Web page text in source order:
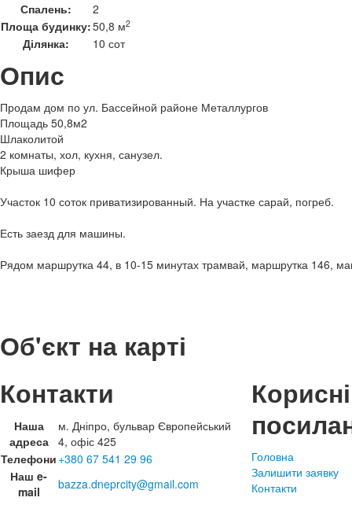
Спалень:
2
Площа будинку:50,8 м2
Ділянка: 10 сот
Опис
Продам дом по ул. Бассейной районе Металлургов
Площадь 50,8м2
Шлаколитой
2 комнаты, хол, кухня, санузел.
Крыша шифер
Участок 10 соток приватизированный. На участке сарай, погреб.
Есть заезд для машины.
Рядом маршрутка 44, в 10-15 минутах трамвай, маршрутка 146,
Об'єкт на карті
Контакти
Наша
адреса
м. Дніпро, бульвар Європейський
4, офіс 425
Телефони +380 67 541 29 96
Наш e-
mail
bazza.dneprcity@gmail.com
Корисні
Головна
Залишити заявку
Контакти